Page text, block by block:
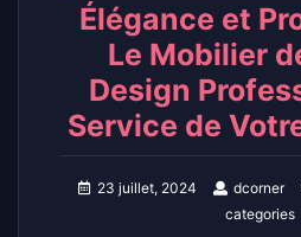
Élégance et
Le Mobilier
Design
Service de
23 juillet, 2024 dcorner
categories